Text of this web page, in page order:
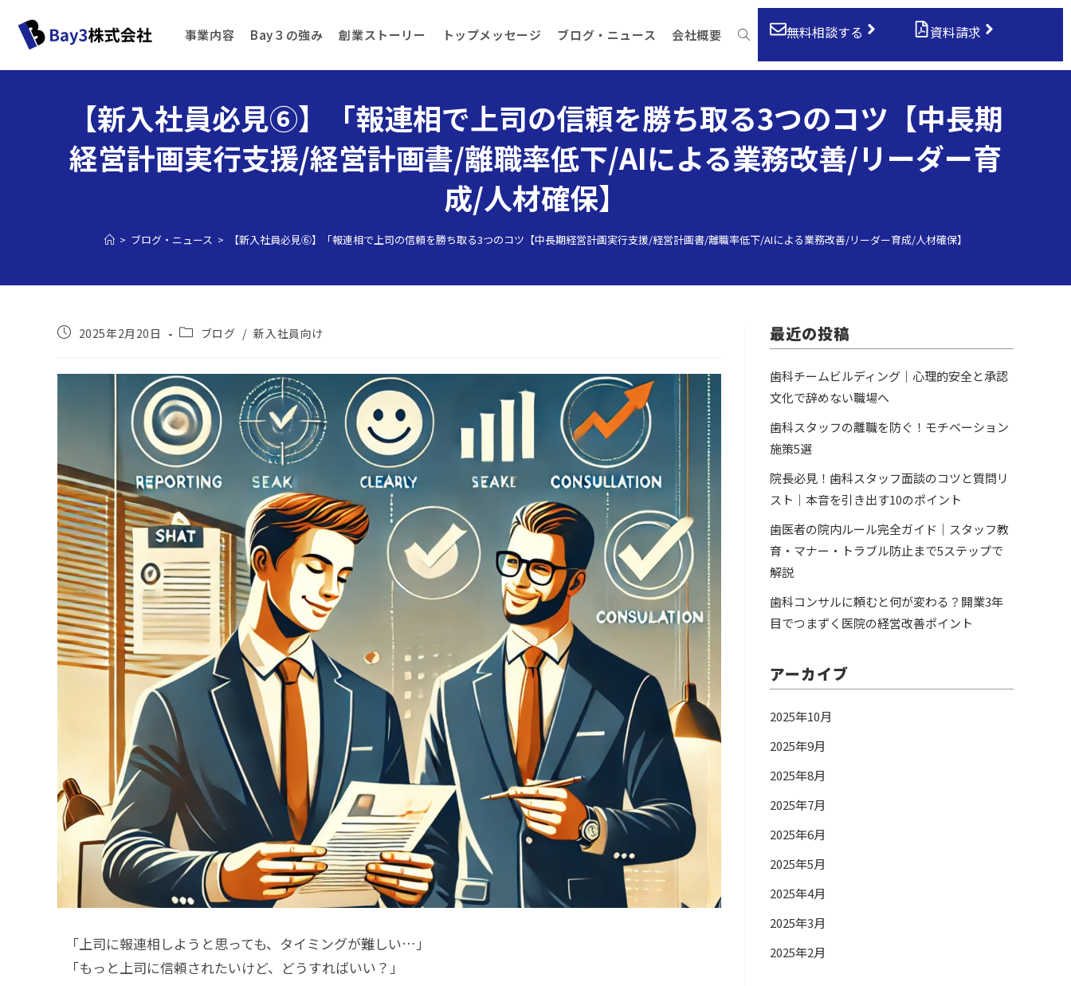
事業内容 Bay３の強み 創業ストーリー トップメッセージ ブログ・ニュース 会社概要 無料相談する 資料請求
【新入社員必見⑥】「報連相で上司の信頼を勝ち取る3つのコツ【中長期
経営計画実行支援/経営計画書/離職率低下/AIによる業務改善/リーダー育
成/人材確保】
> ブログ・ニュース > 【新入社員必見⑥】「報連相で上司の信頼を勝ち取る3つのコツ【中長期経営計画実行支援/経営計画書/離職率低下/AIによる業務改善/リーダー育成/人材確保】
2025年2月20日 ブログ / 新入社員向け
「上司に報連相しようと思っても、タイミングが難しい…」
「もっと上司に信頼されたいけど、どうすればいい？」
最近の投稿
歯科チームビルディング｜心理的安全と承認
文化で辞めない職場へ
歯科スタッフの離職を防ぐ！モチベーション
施策5選
院長必見！歯科スタッフ面談のコツと質問リ
スト｜本音を引き出す10のポイント
歯医者の院内ルール完全ガイド｜スタッフ教
育・マナー・トラブル防止まで5ステップで
解説
歯科コンサルに頼むと何が変わる？開業3年
目でつまずく医院の経営改善ポイント
アーカイブ
2025年10月
2025年9月
2025年8月
2025年7月
2025年6月
2025年5月
2025年4月
2025年3月
2025年2月